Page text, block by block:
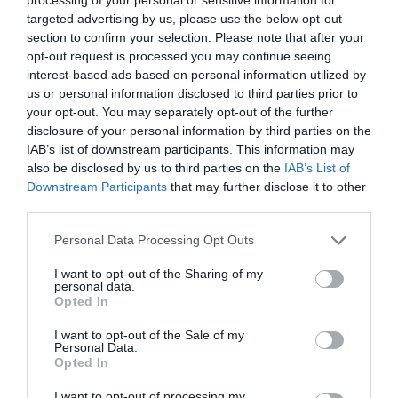
targeted advertising by us, please use the below opt-out
section to confirm your selection. Please note that after your
opt-out request is processed you may continue seeing
interest-based ads based on personal information utilized by
us or personal information disclosed to third parties prior to
your opt-out. You may separately opt-out of the further
disclosure of your personal information by third parties on the
IAB’s list of downstream participants. This information may
also be disclosed by us to third parties on the IAB’s List of
Downstream Participants that may further disclose it to other
Personal Data Processing Opt Outs
I want to opt-out of the Sharing of my
personal data.
Opted In
I want to opt-out of the Sale of my
Personal Data.
Opted In
nu a servit la încetinirea epidemiei: ”Infecțiile au
crescut chiar și cu barurile și restaurantele închise.
Mergeți doar la un supermarket, pentru a vedea că nu
există distanțare și că sunt sute de oameni înghesuiți”.
Românca de 39 de aninu se mai teme de nimic: este
ferm convinsă că singura modalitate de a garanta
”Să lucrez este dreptul meu constituțional și mi-l iau:
vreau să o fac în continuare, fără să trăiesc cu
subvențiile de stat. Nu cred că soluția este să cer